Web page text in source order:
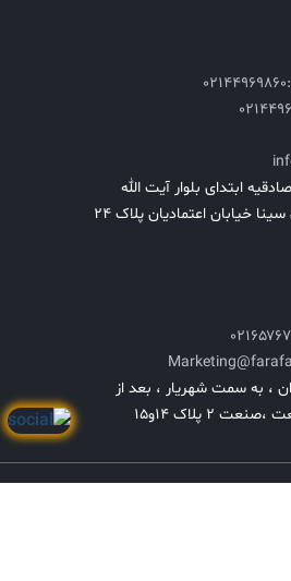
ابتدای بلوار آیت الله
کاشانی پشت بیمارستان ابن سینا خیابان اعتمادیان پلاک ۲۴
، به سمت شهریار ، بعد از
۲ پلاک ۱۴و۱۵